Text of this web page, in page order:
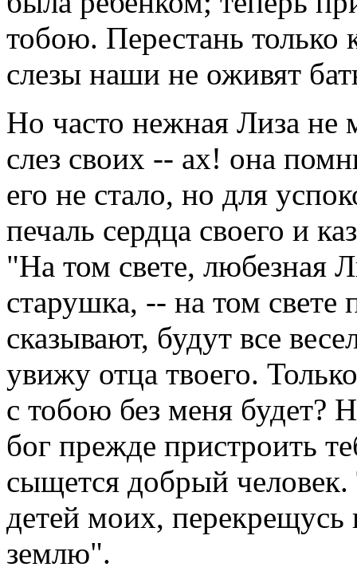
тобою. Перестань только
слезы наши не оживят
Но часто нежная Лиза не
слез своих -- ах! она
его не стало, но для
печаль сердца своего и
"На том свете, любезная
старушка, -- на том свете
сказывают, будут все
увижу отца твоего.
с тобою без меня будет?
бог прежде пристроить
сыщется добрый человек.
детей моих,
землю".